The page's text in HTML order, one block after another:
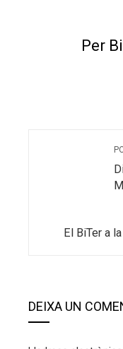
Per
El BiTer a
DEIXA UN